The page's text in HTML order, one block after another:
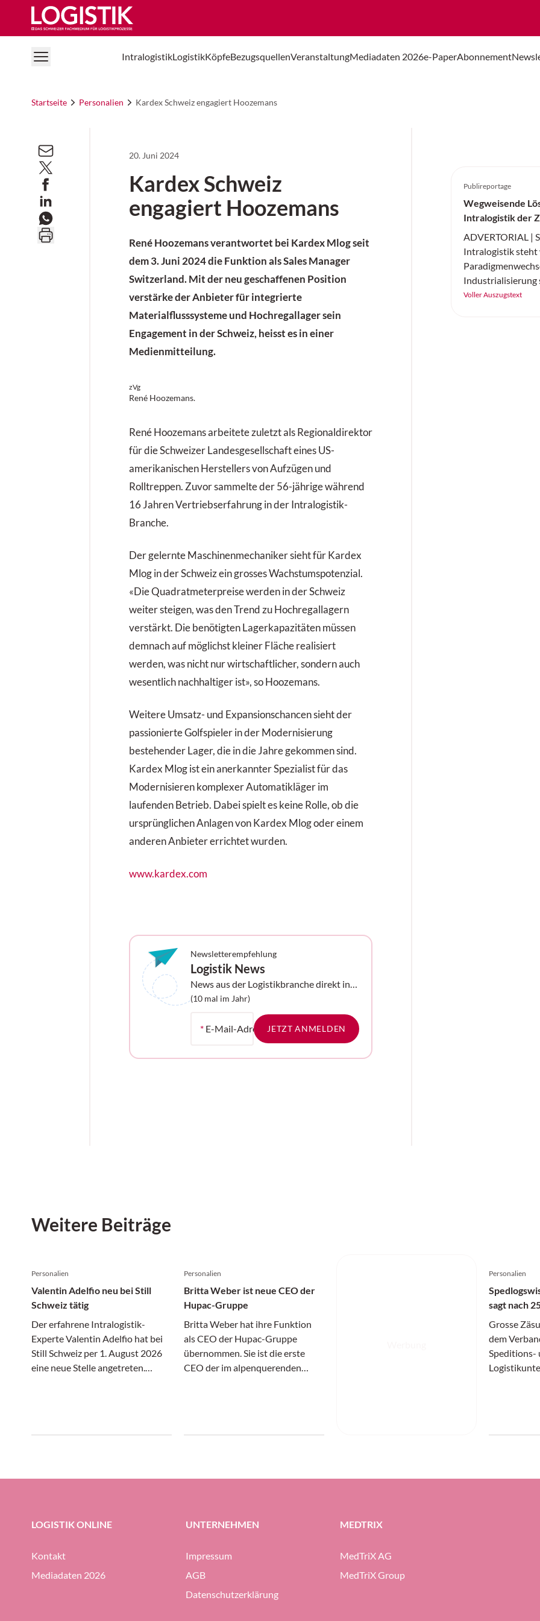
Logistik Online
IntralogistikLogistikKöpfeBezugsquellenVeranstaltungMediadaten 2026e-PaperAbonnement
Startseite Personalien Kardex Schweiz engagiert Hoozemans
20. Juni 2024
Kardex Schweiz
engagiert Hoozemans
René Hoozemans verantwortet bei Kardex Mlog seit
dem 3. Juni 2024 die Funktion als Sales Manager
Switzerland. Mit der neu geschaffenen Position
verstärke der Anbieter für integrierte
Materialflusssysteme und Hochregallager sein
Engagement in der Schweiz, heisst es in einer
Medienmitteilung.
zVg
René Hoozemans.
René Hoozemans arbeitete zuletzt als Regionaldirektor
für die Schweizer Landesgesellschaft eines US-
amerikanischen Herstellers von Aufzügen und
Rolltreppen. Zuvor sammelte der 56-jährige während
16 Jahren Vertriebserfahrung in der Intralogistik-
Branche.
Der gelernte Maschinenmechaniker sieht für Kardex
Mlog in der Schweiz ein grosses Wachstumspotenzial.
«Die Quadratmeterpreise werden in der Schweiz
weiter steigen, was den Trend zu Hochregallagern
verstärkt. Die benötigten Lagerkapazitäten müssen
demnach auf möglichst kleiner Fläche realisiert
werden, was nicht nur wirtschaftlicher, sondern auch
wesentlich nachhaltiger ist», so Hoozemans.
Weitere Umsatz- und Expansionschancen sieht der
passionierte Golfspieler in der Modernisierung
bestehender Lager, die in die Jahre gekommen sind.
Kardex Mlog ist ein anerkannter Spezialist für das
Modernisieren komplexer Automatikläger im
laufenden Betrieb. Dabei spielt es keine Rolle, ob die
ursprünglichen Anlagen von Kardex Mlog oder einem
anderen Anbieter errichtet wurden.
www.kardex.com
Newsletterempfehlung
Logistik News
News aus der Logistikbranche direkt in
Ihrem Postfach
(10 mal im Jahr)
* E-Mail-AdresseJETZT ANMELDEN
Publireportage
Wegweisende
Intralogistik der
ADVERTORIAL |
Intralogistik steht
Industrialisierung
Voller Auszugstext
Weitere Beiträge
Personalien
Valentin Adelfio neu bei Still
Schweiz tätig
Der erfahrene Intralogistik-
Experte Valentin Adelfio hat bei
Still Schweiz per 1. August 2026
eine neue Stelle angetreten.
Personalien
Britta Weber ist neue CEO der
Hupac-Gruppe
Britta Weber hat ihre Funktion
als CEO der Hupac-Gruppe
übernommen. Sie ist die erste
CEO der im alpenquerenden
Personalien
sagt nach
Grosse
dem
Speditions-
LOGISTIK ONLINE
Kontakt
Mediadaten 2026
UNTERNEHMEN
Impressum
AGB
Datenschutzerklärung
MEDTRIX
MedTriX AG
MedTriX Group